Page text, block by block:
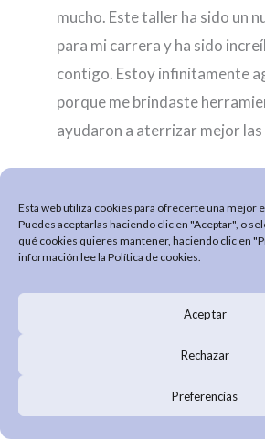
Esta web utiliza cookies para ofrecerte una mejor
Puedes aceptarlas haciendo clic en "Aceptar", o
qué cookies quieres mantener, haciendo clic en
información lee la Política de cookies.
Aceptar
Rechazar
Preferencias
mucho. Este taller ha sido un
para mi carrera y ha sido
contigo. Estoy infinitamente
porque me brindaste
ayudaron a aterrizar mejor las
tus conocimientos y
cual me sirvió mucho para el
sesión tu asesoría fue muy
personalizada para crear mi
pata el lanzamiento de mi